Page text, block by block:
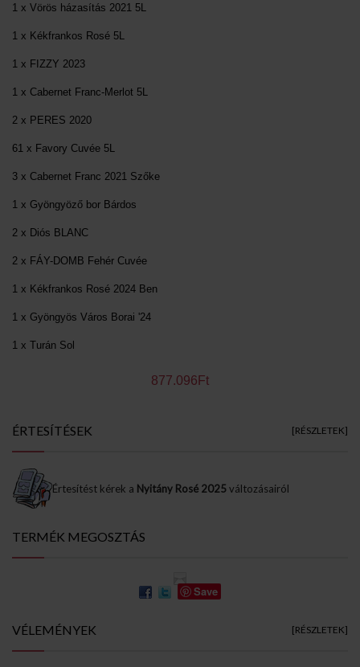
1 x Vörös házasítás 2021 5L
1 x Kékfrankos Rosé 5L
1 x FIZZY 2023
1 x Cabernet Franc-Merlot 5L
2 x PERES 2020
61 x Favory Cuvée 5L
3 x Cabernet Franc 2021 Szőke
1 x Gyöngyöző bor Bárdos
2 x Diós BLANC
2 x FÁY-DOMB Fehér Cuvée
1 x Kékfrankos Rosé 2024 Ben
1 x Gyöngyös Város Borai '24
1 x Turán Sol
877.096Ft
ÉRTESÍTÉSEK [RÉSZLETEK]
Értesítést kérek a Nyitány Rosé 2025változásairól
TERMÉK MEGOSZTÁS
Save
VÉLEMÉNYEK [RÉSZLETEK]